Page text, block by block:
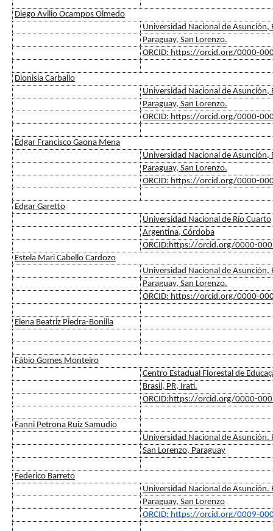
Diego Avilio Ocampos Olmedo
Universidad Nacional de Asunción,
Paraguay, San Lorenzo.
ORCID: https://orcid.org/0000-
Dionisia Carballo
Universidad Nacional de Asunción,
Paraguay, San Lorenzo.
ORCID: https://orcid.org/0000-
Edgar Francisco Gaona Mena
Universidad Nacional de Asunción,
Paraguay, San Lorenzo.
ORCID: https://orcid.org/0000-
Edgar Garetto
Universidad Nacional de Río Cuarto
Argentina, Córdoba
ORCID:https://orcid.org/0000-
Estela Mari Cabello Cardozo
Universidad Nacional de Asunción,
Paraguay, San Lorenzo.
ORCID: https://orcid.org/0000-
Elena Beatriz Piedra-Bonilla
Fábio Gomes Monteiro
Centro Estadual Florestal de
Brasil, PR, Irati.
ORCID:https://orcid.org/0000-
Fanni Petrona Ruiz Samudio
Universidad Nacional de Asunción.
San Lorenzo, Paraguay
Federico Barreto
Universidad Nacional de Asunción.
Paraguay, San Lorenzo
ORCID: https://orcid.org/0009-